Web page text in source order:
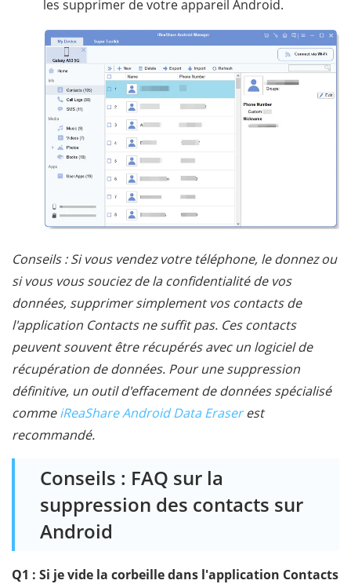
les supprimer de votre appareil Android.
Conseils : Si vous vendez votre téléphone, le donnez ou
si vous vous souciez de la confidentialité de vos
données, supprimer simplement vos contacts de
l'application Contacts ne suffit pas. Ces contacts
peuvent souvent être récupérés avec un logiciel de
récupération de données. Pour une suppression
définitive, un outil d'effacement de données spécialisé
commeiReaShare Android Data Eraserest
recommandé.
Conseils : FAQ sur la
suppression des contacts sur
Android
Q1 : Si je vide la corbeille dans l'application Contacts